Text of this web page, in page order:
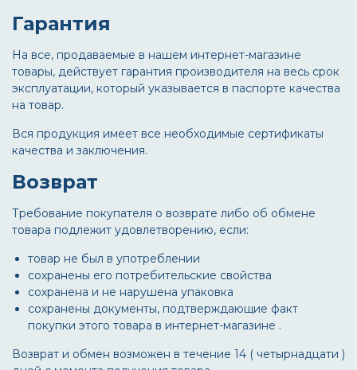
Гарантия
На все, продаваемые в нашем интернет-магазине
товары, действует гарантия производителя на весь срок
эксплуатации, который указывается в паспорте качества
на товар.
Вся продукция имеет все необходимые сертификаты
качества и заключения.
Возврат
Требование покупателя о возврате либо об обмене
товара подлежит удовлетворению, если:
товар не был в употреблении
сохранены его потребительские свойства
сохранена и не нарушена упаковка
сохранены документы, подтверждающие факт
покупки этого товара в интернет-магазине .
Возврат и обмен возможен в течение 14 ( четырнадцати )